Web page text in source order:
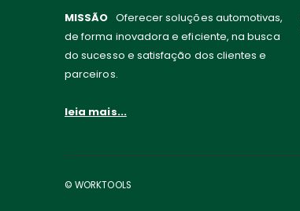
MISSÃO Oferecer soluções automotivas,
de forma inovadora e eficiente, na busca
do sucesso e satisfação dos clientes e
parceiros.
leia mais...
© WORKTOOLS